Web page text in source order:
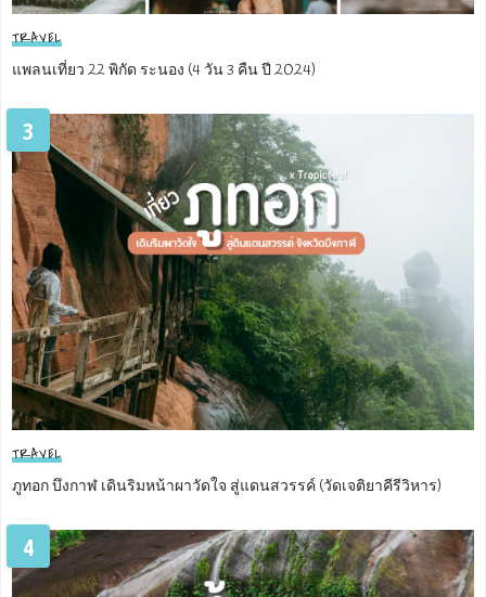
TRAVEL
แพลนเที่ยว 22 พิกัด ระนอง (4 วัน 3 คืน ปี 2024)
3
TRAVEL
ภูทอก บึงกาฬ เดินริมหน้าผาวัดใจ สู่แดนสวรรค์ (วัดเจติยาคีรีวิหาร)
4